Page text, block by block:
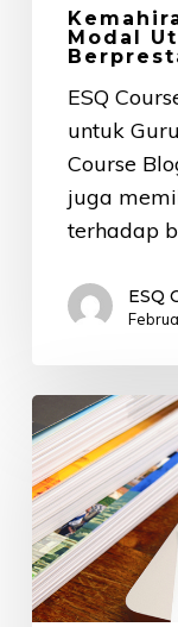
Modal
ESQ
untuk
Course
juga
terhadap
ESQ
Tips
Jitu
yang
Harus
Dicoba
Agar